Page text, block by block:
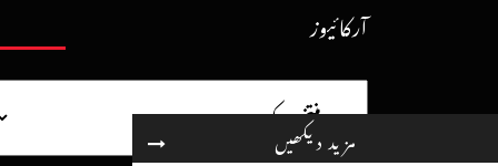
مزید دیکھیں
آرکائیوز